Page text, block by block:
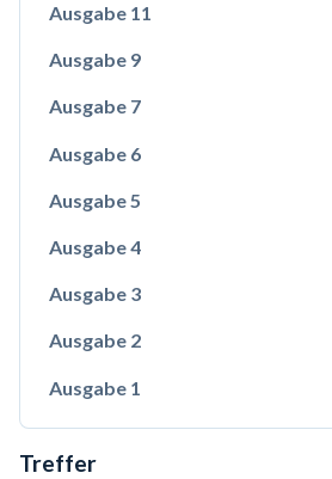
Ausgabe 11
Ausgabe 9
Ausgabe 7
Ausgabe 6
Ausgabe 5
Ausgabe 4
Ausgabe 3
Ausgabe 2
Ausgabe 1
Treffer